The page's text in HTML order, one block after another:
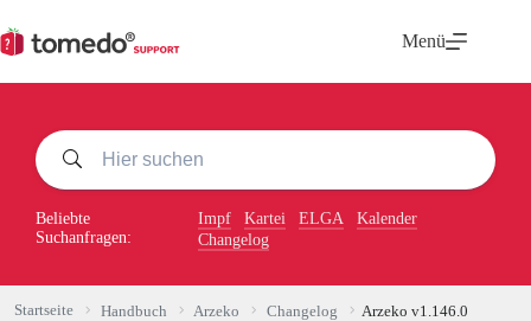
Inhalt
springen
Menü
Beliebte
Suchanfragen:
Impf Kartei ELGA
Kalender
Changelog
Startseite Handbuch Arzeko Changelog Arzeko v1.146.0